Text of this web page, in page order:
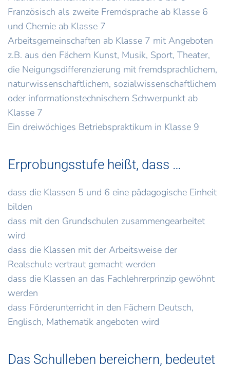
Französisch als zweite Fremdsprache ab Klasse 6
und Chemie ab Klasse 7
Arbeitsgemeinschaften ab Klasse 7 mit Angeboten
z.B. aus den Fächern Kunst, Musik, Sport, Theater,
die Neigungsdifferenzierung mit fremdsprachlichem,
naturwissenschaftlichem, sozialwissenschaftlichem
oder informationstechnischem Schwerpunkt ab
Klasse 7
Ein dreiwöchiges Betriebspraktikum in Klasse 9
Erprobungsstufe heißt, dass …
dass die Klassen 5 und 6 eine pädagogische Einheit
bilden
dass mit den Grundschulen zusammengearbeitet
wird
dass die Klassen mit der Arbeitsweise der
Realschule vertraut gemacht werden
dass die Klassen an das Fachlehrerprinzip gewöhnt
werden
dass Förderunterricht in den Fächern Deutsch,
Englisch, Mathematik angeboten wird
Das Schulleben bereichern, bedeutet